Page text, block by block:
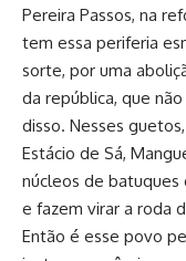
Pereira Passos, na
tem essa periferia
sorte, por uma
da república, que
disso. Nesses
Estácio de Sá,
núcleos de
e fazem virar a roda
Então é esse povo